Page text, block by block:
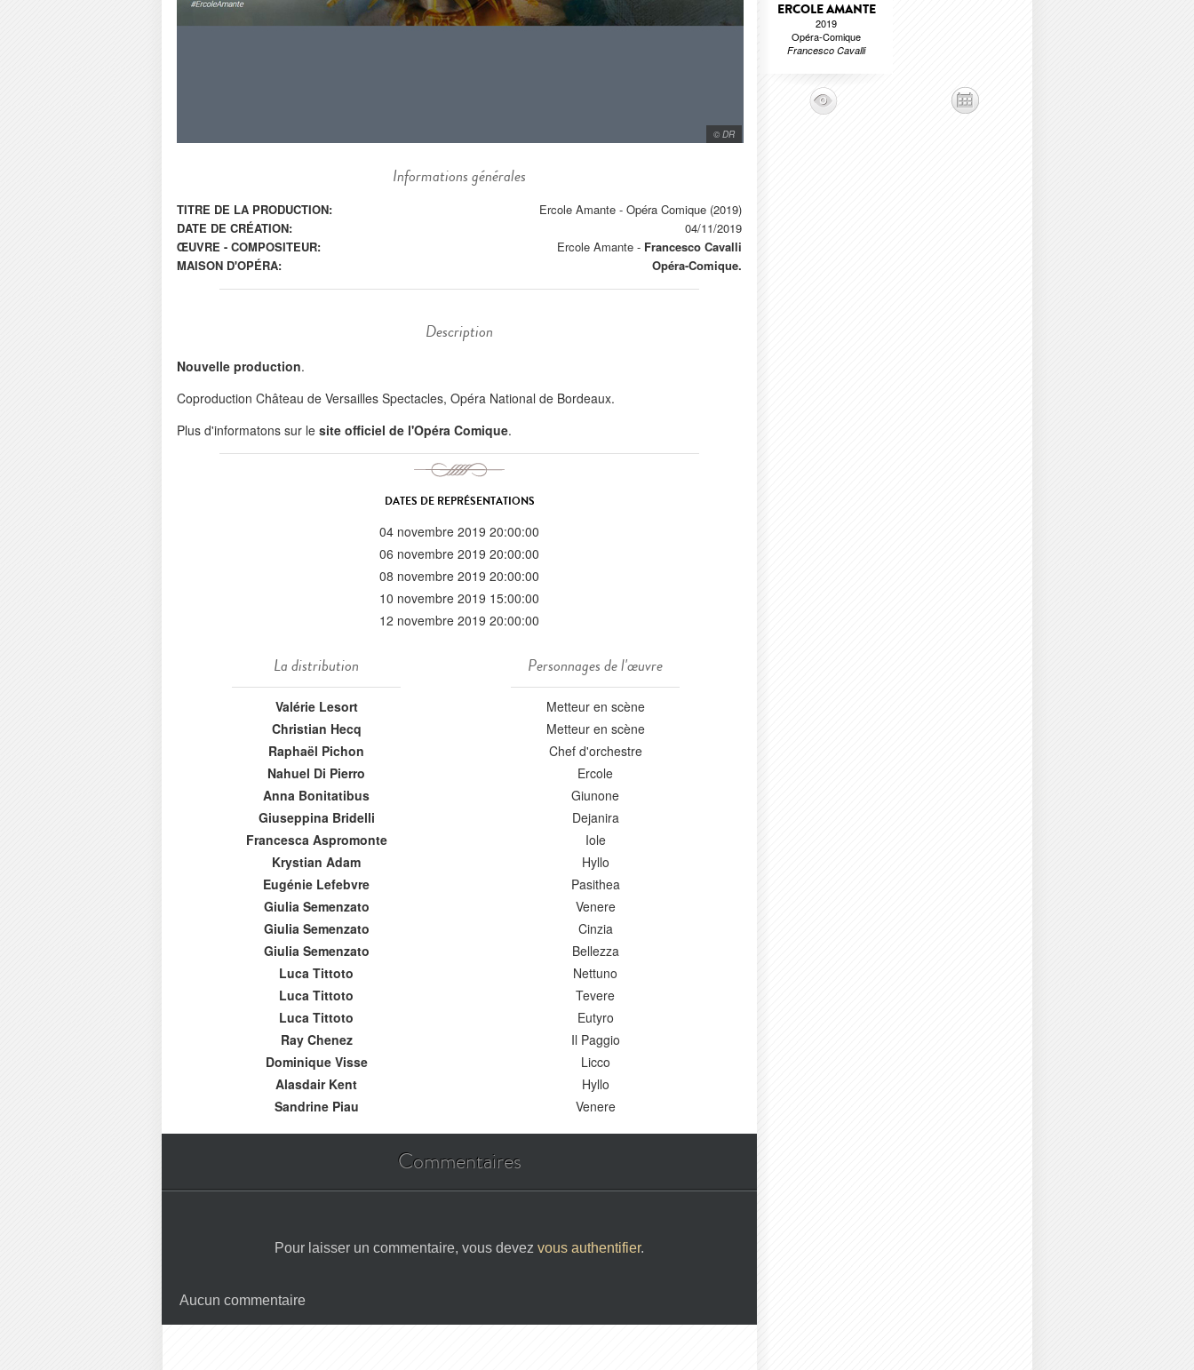
© DR
Informations générales
TITRE DE LA PRODUCTION:
Ercole Amante - Opéra Comique (2019)
DATE DE CRÉATION:
04/11/2019
ŒUVRE - COMPOSITEUR:
Ercole Amante - Francesco Cavalli
MAISON D'OPÉRA:
Opéra-Comique.
Description
Nouvelle production.
Coproduction Château de Versailles Spectacles, Opéra National de Bordeaux.
Plus d'informatons sur le site officiel de l'Opéra Comique.
DATES DE REPRÉSENTATIONS
04 novembre 2019 20:00:00
06 novembre 2019 20:00:00
08 novembre 2019 20:00:00
10 novembre 2019 15:00:00
12 novembre 2019 20:00:00
La distribution
Valérie Lesort
Christian Hecq
Raphaël Pichon
Nahuel Di Pierro
Anna Bonitatibus
Giuseppina Bridelli
Francesca Aspromonte
Krystian Adam
Eugénie Lefebvre
Giulia Semenzato
Giulia Semenzato
Giulia Semenzato
Luca Tittoto
Luca Tittoto
Luca Tittoto
Ray Chenez
Dominique Visse
Alasdair Kent
Sandrine Piau
Personnages de l'œuvre
Metteur en scène
Metteur en scène
Chef d'orchestre
Ercole
Giunone
Dejanira
Iole
Hyllo
Pasithea
Venere
Cinzia
Bellezza
Nettuno
Tevere
Eutyro
Il Paggio
Licco
Hyllo
Venere
Commentaires
Pour laisser un commentaire, vous devez vous authentifier.
Aucun commentaire
ERCOLE AMANTE
2019
Opéra-Comique
Francesco Cavalli